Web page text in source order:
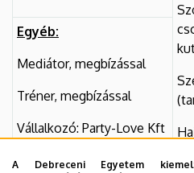
Egyéb:
Mediátor, megbízással
Tréner, megbízással
Vállalkozó: Party-Love Kft
A Debreceni Egyetem